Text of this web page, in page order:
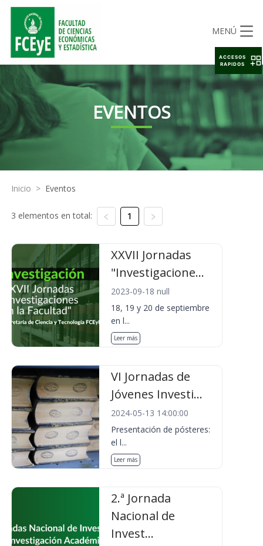
MENÚ
EVENTOS
Inicio > Eventos
3 elementos en total: 1
XXVII Jornadas
"Investigacione...
2023-09-18 null
18, 19 y 20 de septiembre
en l...
Leer más
VI Jornadas de
Jóvenes Investi...
2024-05-13 14:00:00
Presentación de pósteres:
el l...
Leer más
2.ª Jornada
Nacional de
Invest...
ACCESOS
RAPIDOS